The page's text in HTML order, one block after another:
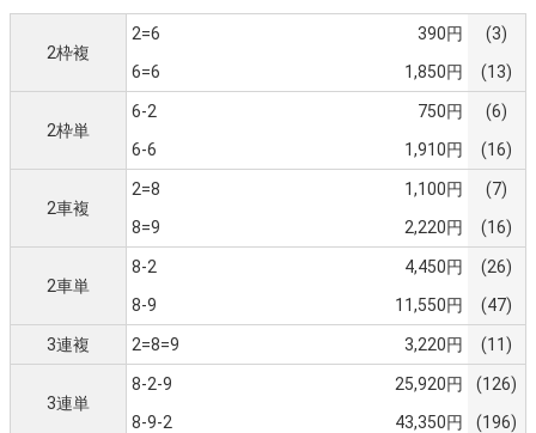
2枠複
2=6 390円
(3)
6=6
1,850円 (13)
2枠単
6-2 750円
(6)
6-6
1,910円 (16)
2車複
2=8 1,100円
(7)
8=9
2,220円 (16)
2車単
8-2 4,450円
(26)
8-9
11,550円 (47)
3連複 2=8=9 3,220円 (11)
3連単
8-2-9 25,920円
(126)
8-9-2
43,350円 (196)